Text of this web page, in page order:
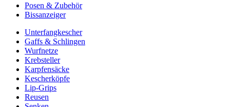
Posen & Zubehör
Bissanzeiger
Unterfangkescher
Gaffs & Schlingen
Wurfnetze
Krebsteller
Karpfensäcke
Kescherköpfe
Lip-Grips
Reusen